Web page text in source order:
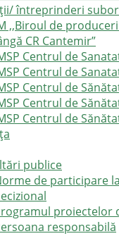
întreprinderi
,,Biroul de
CR Cantemir”
Centrul de
Centrul de
Centrul de
Centrul de
Centrul de
publice
de participare
proiectelor
responsabilă